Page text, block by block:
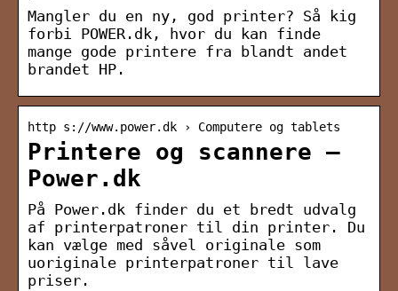
Mangler du en ny, god printer? Så kig
forbi POWER.dk, hvor du kan finde
mange gode printere fra blandt andet
brandet HP.
http s://www.power.dk › Computere og tablets
Printere og scannere –
Power.dk
På Power.dk finder du et bredt udvalg
af printerpatroner til din printer. Du
kan vælge med såvel originale som
uoriginale printerpatroner til lave
priser.